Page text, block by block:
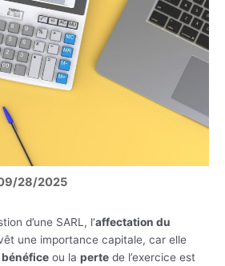
28/2025
d’une SARL, l’affectation du
une importance capitale, car elle
bénéfice ou la perte de l’exercice est